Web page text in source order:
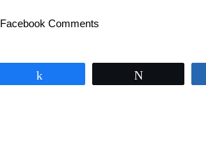
Facebook Comments